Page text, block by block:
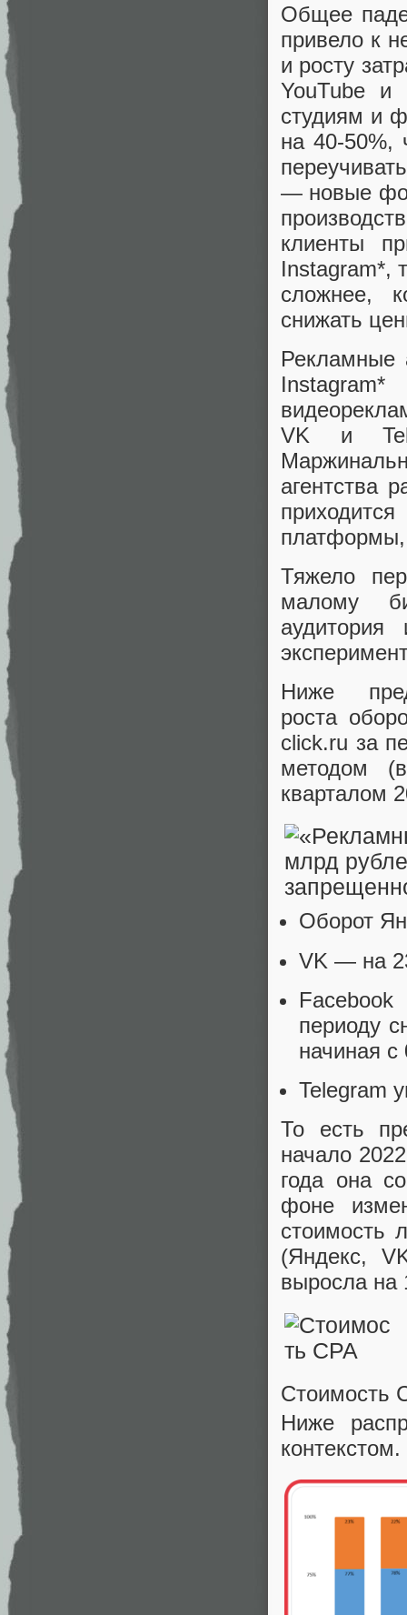
Общее
привело к
и росту
YouTube и
студиям и
на 40-50%,
— новые
клиенты
Instagram*,
сложнее,
снижать
Рекламные
VK и
агентства
платформы,
Тяжело
малому
Ниже
роста
click.ru за
методом
кварталом
Оборот
VK — на
периоду
начиная
Telegram
То есть
начало
года она
фоне
стоимость
(Яндекс,
выросла на
Стоимость
Ниже